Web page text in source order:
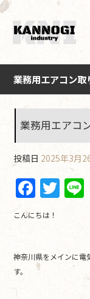
業務用エアコン
業務用エアコ
投稿日 2025年3月
F
a
c
e
b
T
w
er
こんにちは！
神奈川県をメインに電
す。